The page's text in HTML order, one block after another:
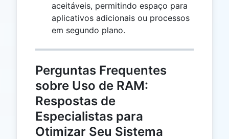
aceitáveis, permitindo espaço para
aplicativos adicionais ou processos
em segundo plano.
Perguntas Frequentes
sobre Uso de RAM:
Respostas de
Especialistas para
Otimizar Seu Sistema